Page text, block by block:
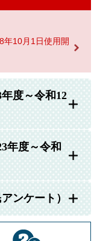
年10月1日使用開
度～令和12
年度～令和
ンケート）